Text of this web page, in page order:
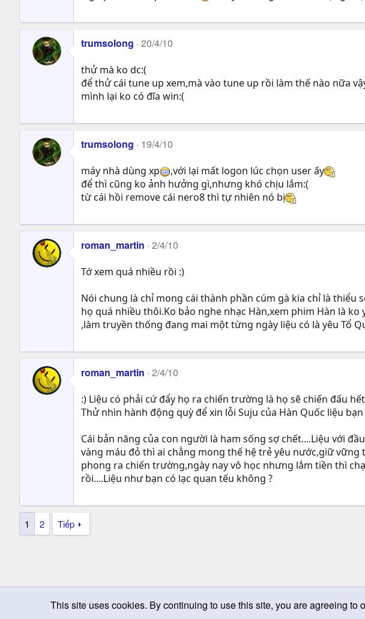
trumsolong 20/4/10
thử mà ko dc:(
để thử cái tune up xem,mà vào tune up rồi làm thế nào nữa
mình lại ko có đĩa win:(
trumsolong 19/4/10
máy nhà dùng xp
,với lại mất logon lúc chọn user ấy
để thì cũng ko ảnh hưởng gì,nhưng khó chịu lắm:(
từ cái hồi remove cái nero8 thì tự nhiên nó bị
roman_martin 2/4/10
Tớ xem quá nhiều rồi :)
Nói chung là chỉ mong cái thành phần cúm gà kia chỉ là thiểu
họ quá nhiều thôi.Ko bảo nghe nhạc Hàn,xem phim Hàn là
,làm truyền thống đang mai một từng ngày liệu có là yêu Tổ
roman_martin 2/4/10
:) Liệu có phải cứ đẩy họ ra chiến trường là họ sẽ chiến đấu
Thử nhìn hành động quỳ để xin lỗi Suju của Hàn Quốc liệu
Cái bản năng của con người là ham sống sợ chết....Liệu với
vàng máu đỏ thì ai chẳng mong thế hệ trẻ yêu nước,giữ
phong ra chiến trường,ngày nay vô học nhưng lắm tiền thì
rồi....Liệu như bạn có lạc quan tếu không ?
1 2 Tiếp
Chọn giao diện Change width
This site uses cookies. By continuing to use this site, you are agreeing to